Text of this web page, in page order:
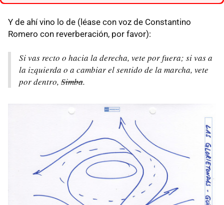
Y de ahí vino lo de (léase con voz de Constantino
Romero con reverberación, por favor):
Si vas recto o hacia la derecha, vete por fuera; si vas a
la izquierda o a cambiar el sentido de la marcha, vete
por dentro, Simba.